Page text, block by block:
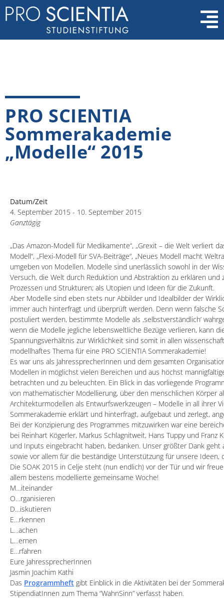
PRO SCIENTIA
Sommerakademie
„Modelle“ 2015
Datum/Zeit
4. September 2015 - 10. September 2015
Ganztägig
„Das Amazon-Modell für Medikamente“, „Grexit – die Welt verliert
Modell“, „Flexi-Modell für SVA-Beiträge“, „Neues Modell macht
umgeben von Modellen. Modelle sind unerlässlich sowohl in der
Versuch, die Welt durch Reduktion und Abstraktion zu erklären
Prozessen und Strukturen; als Utopien und Ideen für die Zukunft.
Aber Modelle sind eben stets nur Abbilder und Idealbilder der
immer auch hinterfragt und überprüft werden. Denn wenn falsche
postuliert werden, bestimmte Modelle als ‚selbstverständlich’
wenn die Modelle jegliche lebensweltliche Bezüge verlieren, kann
Spannungsverhältnis zur Wirklichkeit sind somit in allen
modellhaftes Thema für eine PRO SCIENTIA Sommerakademie!
Es war uns als JahressprecherInnen und dem gesamten
Modellen in möglichst vielen Bereichen und aus höchst
betrachten und zu beleuchten. Ein Blick in das vorliegende
von mathematischer Modellierung, über den menschlichen Körper
Architekturmodellen als Entwurfswerkzeugen – Modelle in all ihrer
Sommerakademie erklärt und hinterfragt, aufgebaut und zerlegt,
Bei der Konzipierung des Programmes mitzuwirken war eine
bei Reinhart Kögerler, Markus Schlagnitweit, Hans Tuppy und
und Inputs eingebracht haben, bedanken. Unser größter Dank
sowie vor allem für die beständige Unterstützung für unsere Ideen,
Die SOAK 2015 in Celje steht (nun endlich) vor der Tür und wir
allem bestens modellierte gemeinsame Woche!
M…iteinander
O…rganisieren
D…iskutieren
E…rkennen
L…achen
L…ernen
E…rfahren
Eure JahressprecherInnen
Jasmin Joachim Kathi
Das Programmheft gibt Einblick in die Aktivitäten bei der
StipendiatInnen zum Thema “WahnSinn” verfasst haben.